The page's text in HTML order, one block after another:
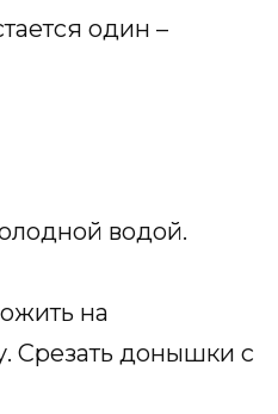
один –
водой.
на
Срезать донышки с